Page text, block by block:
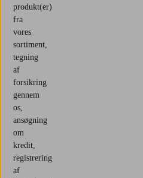
produkt(er)
fra
vores
sortiment,
tegning
af
forsikring
gennem
os,
ansøgning
om
kredit,
registrering
af